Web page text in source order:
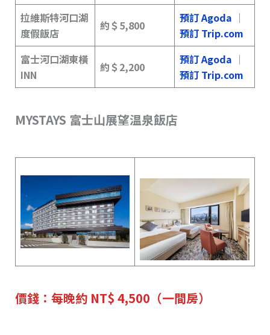
拉維斯特河口湖
度假飯店
約＄ 5,800
預訂 Agoda ｜
預訂 Trip.com
富士河口湖東橫
INN
約＄ 2,200
預訂 Agoda ｜
預訂 Trip.com
MYSTAYS 富士山展望温泉飯店
價錢：每晚約 NT$ 4,500（一間房）